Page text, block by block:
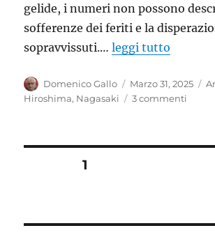
gelide, i numeri non possono
sofferenze dei feriti e la
sopravvissuti.…leggi tutto
Autore
Domenico Gallo
Pubblicato
il
Marzo 31, 2025
Hiroshima, Nagasaki 3 commenti
Paginazione
PAGINA1